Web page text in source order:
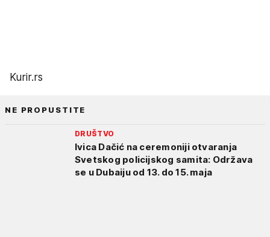
Kurir.rs
NE PROPUSTITE
DRUŠTVO
Ivica Dačić na ceremoniji otvaranja
Svetskog policijskog samita: Održava
se u Dubaiju od 13. do 15. maja